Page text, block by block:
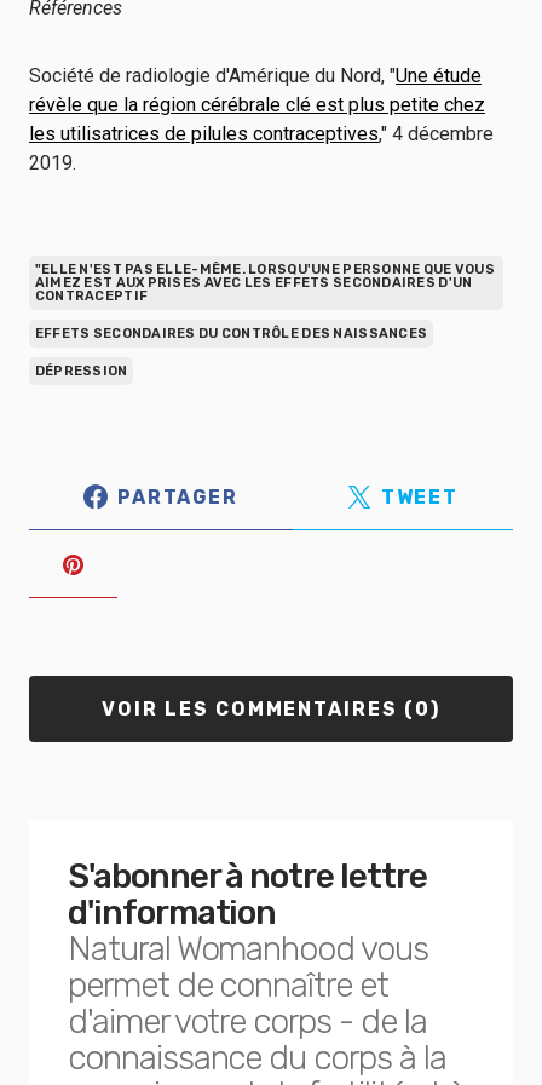
Références
Société de radiologie d'Amérique du Nord, "Une étude
révèle que la région cérébrale clé est plus petite chez
les utilisatrices de pilules contraceptives," 4 décembre
2019.
"ELLE N'EST PAS ELLE-MÊME. LORSQU'UNE PERSONNE QUE VOUS
AIMEZ EST AUX PRISES AVEC LES EFFETS SECONDAIRES D'UN
CONTRACEPTIF
EFFETS SECONDAIRES DU CONTRÔLE DES NAISSANCES
DÉPRESSION
PARTAGER TWEET
VOIR LES COMMENTAIRES (0)
S'abonner à notre lettre
d'information
Natural Womanhood vous
permet de connaître et
d'aimer votre corps - de la
connaissance du corps à la